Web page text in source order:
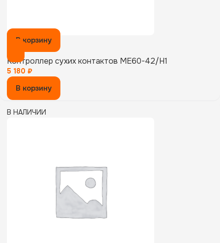
В корзину
Контроллер сухих контактов ME60-42/H1
5 180 ₽
В корзину
В НАЛИЧИИ